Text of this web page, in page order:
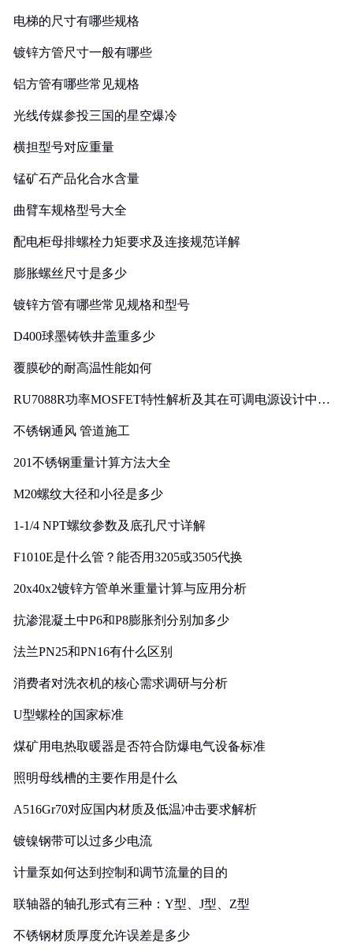
电梯的尺寸有哪些规格
镀锌方管尺寸一般有哪些
铝方管有哪些常见规格
光线传媒参投三国的星空爆冷
横担型号对应重量
锰矿石产品化合水含量
曲臂车规格型号大全
配电柜母排螺栓力矩要求及连接规范详解
膨胀螺丝尺寸是多少
镀锌方管有哪些常见规格和型号
D400球墨铸铁井盖重多少
覆膜砂的耐高温性能如何
RU7088R功率MOSFET特性解析及其在可调电源设计中的
不锈钢通风 管道施工
201不锈钢重量计算方法大全
M20螺纹大径和小径是多少
1-1/4 NPT螺纹参数及底孔尺寸详解
F1010E是什么管？能否用3205或3505代换
20x40x2镀锌方管单米重量计算与应用分析
抗渗混凝土中P6和P8膨胀剂分别加多少
法兰PN25和PN16有什么区别
消费者对洗衣机的核心需求调研与分析
U型螺栓的国家标准
煤矿用电热取暖器是否符合防爆电气设备标准
照明母线槽的主要作用是什么
A516Gr70对应国内材质及低温冲击要求解析
镀镍钢带可以过多少电流
计量泵如何达到控制和调节流量的目的
联轴器的轴孔形式有三种：Y型、J型、Z型
不锈钢材质厚度允许误差是多少